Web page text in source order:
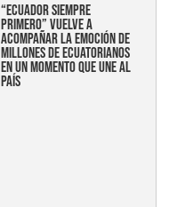
“Ecuador siempre
primero” vuelve a
acompañar la emoción de
millones de ecuatorianos
en un momento que une al
país